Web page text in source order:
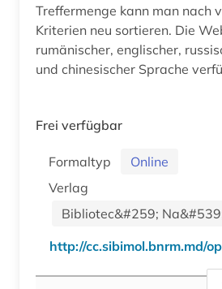
Treffermenge kann man nach
Kriterien neu sortieren. Die
rumänischer, englischer,
und chinesischer Sprache
Frei verfügbar
Formaltyp
Online
Verlag
Bibliotec&#259;
http://cc.sibimol.bnrm.md/